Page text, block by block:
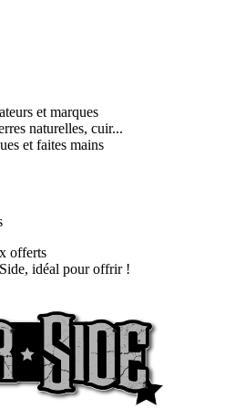
et marques
naturelles, cuir...
et faites mains
offerts
idéal pour offrir !